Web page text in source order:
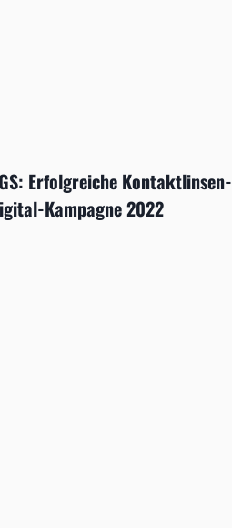
Erfolgreiche Kontaktlinsen-
Kampagne 2022